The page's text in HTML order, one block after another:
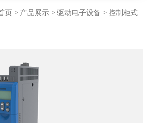
页 > 产品展示 > 驱动电子设备 > 控制柜式